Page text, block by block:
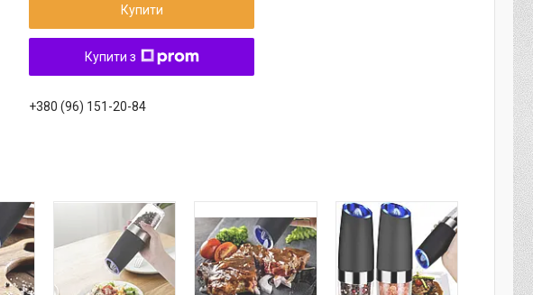
Купити
Купити з
+380 (96) 151-20-84